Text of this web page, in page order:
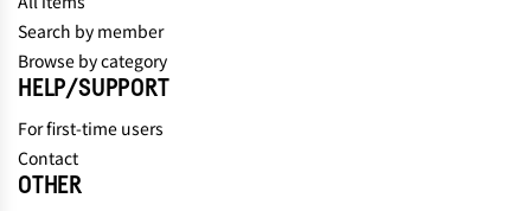
Search by member
Browse by category
HELP/SUPPORT
For first-time users
Contact
OTHER